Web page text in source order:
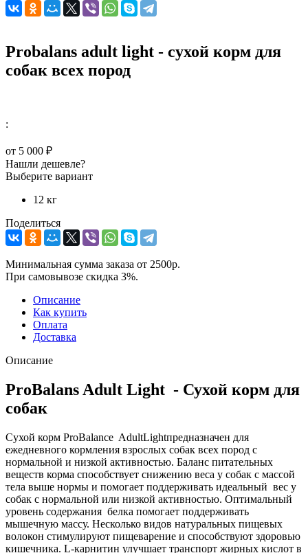
Probalans adult light - сухой корм для
собак всех пород
:
от 5 000 ₽
Нашли дешевле?
Выберите вариант
12 кг
Поделиться
Минимальная сумма заказа от 2500р.
При самовывозе скидка 3%.
Описание
Как купить
Оплата
Доставка
Описание
ProBalans Adult Light - Сухой корм для
собак
Сухой корм ProBalance AdultLightпредназначен для
ежедневного кормления взрослых собак всех пород с
нормальной и низкой активностью. Баланс питательных
веществ корма способствует снижению веса у собак с массой
тела выше нормы и помогает поддерживать идеальный вес у
собак с нормальной или низкой активностью. Оптимальный
уровень содержания белка помогает поддерживать
мышечную массу. Несколько видов натуральных пищевых
волокон стимулируют пищеварение и способствуют здоровью
кишечника. L-карнитин улучшает транспорт жирных кислот в